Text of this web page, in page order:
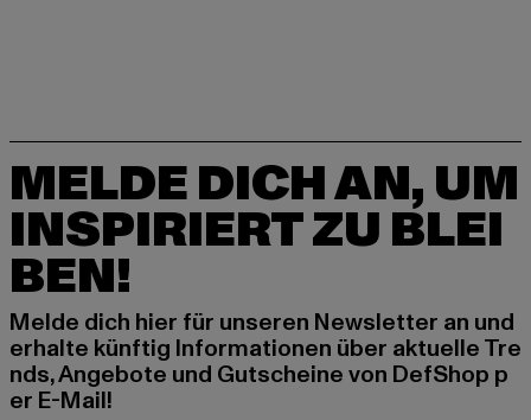
MELDE DICH AN, UM
INSPIRIERT ZU BLEI
BEN!
Melde dich hier für unseren Newsletter an und
erhalte künftig Informationen über aktuelle Tre
nds, Angebote und Gutscheine von DefShop p
er E-Mail!